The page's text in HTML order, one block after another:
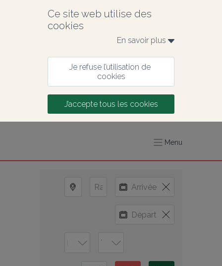
Ce site web utilise des
cookies
En savoir plus
Je refuse l’utilisation de
cookies
J’accepte tous les cookies
Menu